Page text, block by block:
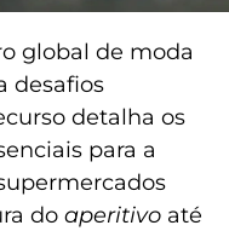
global de moda
desafios
detalha os
para a
do aperitivo até